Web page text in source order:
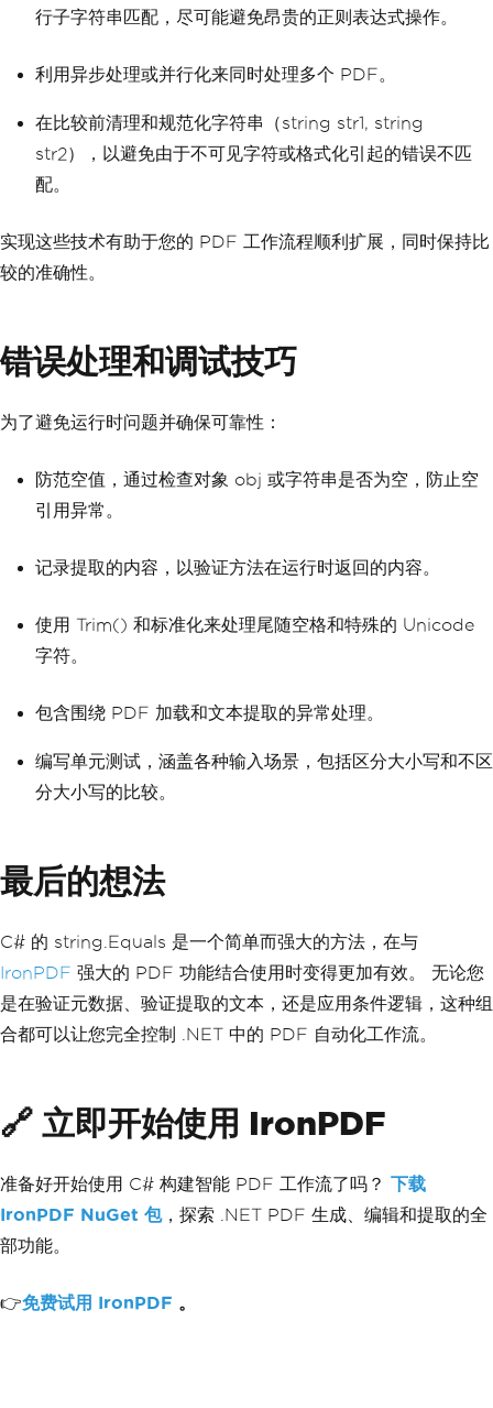
行子字符串匹配，尽可能避免昂贵的正则表达式操作。
利用异步处理或并行化来同时处理多个 PDF。
在比较前清理和规范化字符串（string str1, string
str2），以避免由于不可见字符或格式化引起的错误不匹
配。
实现这些技术有助于您的 PDF 工作流程顺利扩展，同时保持比
较的准确性。
错误处理和调试技巧
为了避免运行时问题并确保可靠性：
防范空值，通过检查对象 obj 或字符串是否为空，防止空
引用异常。
记录提取的内容，以验证方法在运行时返回的内容。
使用 Trim() 和标准化来处理尾随空格和特殊的 Unicode
字符。
包含围绕 PDF 加载和文本提取的异常处理。
编写单元测试，涵盖各种输入场景，包括区分大小写和不区
分大小写的比较。
最后的想法
C# 的 string.Equals 是一个简单而强大的方法，在与
IronPDF 强大的 PDF 功能结合使用时变得更加有效。 无论您
是在验证元数据、验证提取的文本，还是应用条件逻辑，这种组
合都可以让您完全控制 .NET 中的 PDF 自动化工作流。
🔗 立即开始使用 IronPDF
准备好开始使用 C# 构建智能 PDF 工作流了吗？ 下载
IronPDF NuGet 包，探索 .NET PDF 生成、编辑和提取的全
部功能。
👉免费试用 IronPDF 。